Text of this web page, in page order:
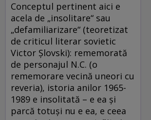
Conceptul pertinent aici e
acela de „insolitare“ sau
„defamiliarizare“ (teoretizat
de criticul literar sovietic
Victor Şlovski): rememorată
de personajul N.C. (o
rememorare vecină uneori cu
reveria), istoria anilor 1965-
1989 e insolitată – e ea şi
parcă totuşi nu e ea, e ceea